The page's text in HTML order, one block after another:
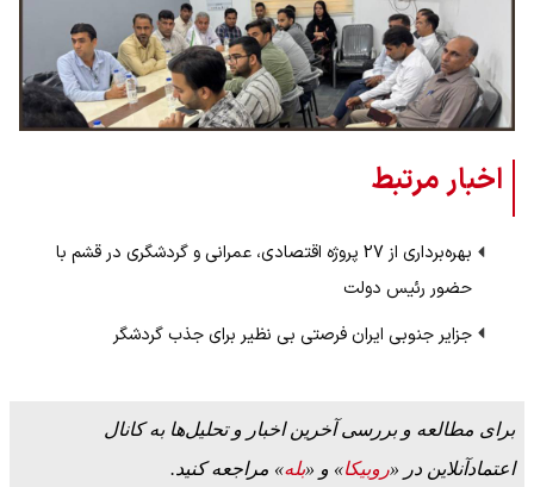
اخبار مرتبط
بهره‌برداری از 27 پروژه اقتصادی، عمرانی و گردشگری در قشم با
حضور رئیس دولت
جزایر جنوبی ایران فرصتی بی نظیر برای جذب گردشگر
برای مطالعه و بررسی آخرین اخبار و تحلیل‌ها به کانال
اعتمادآنلاین در «روبیکا» و «بله» مراجعه کنید.